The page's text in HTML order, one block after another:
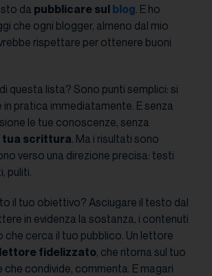
da pubblicare sul blog. E ho
che ogni blogger, almeno dal mio
rispettare per ottenere buoni
questa lista? Sono punti semplici: si
pratica immediatamente. E senza
le tue conoscenze, senza
tua scrittura. Ma i risultati sono
verso una direzione precisa: testi
puliti.
il tuo obiettivo? Asciugare il testo dal
in evidenza la sostanza, i contenuti
che cerca il tuo pubblico. Un lettore
lettore fidelizzato, che ritorna sul tuo
che condivide, commenta. E magari